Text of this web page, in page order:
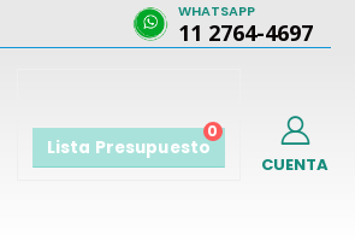
WHATSAPP
11 2764-4697
0
Lista Presupuesto
CUENTA